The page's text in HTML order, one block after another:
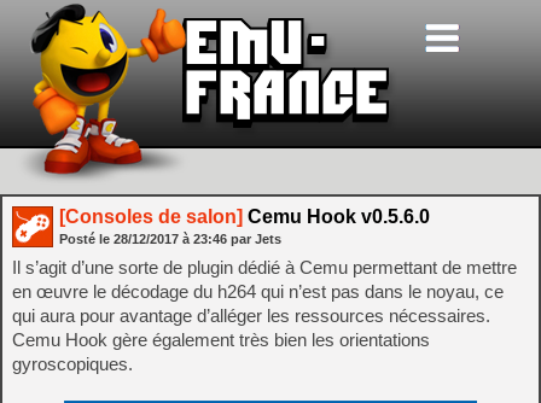
[Consoles de salon] Cemu Hook v0.5.6.0
Posté le 28/12/2017 à 23:46 par Jets
Il s’agit d’une sorte de plugin dédié à Cemu permettant de mettre
en œuvre le décodage du h264 qui n’est pas dans le noyau, ce
qui aura pour avantage d’alléger les ressources nécessaires.
Cemu Hook gère également très bien les orientations
gyroscopiques.